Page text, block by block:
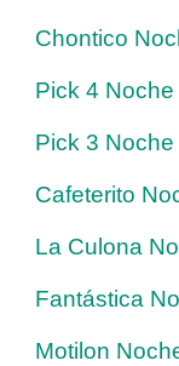
Chontico
Pick 4 Noche
Pick 3 Noche
Cafeterito
La Culona
Fantástica
Motilon